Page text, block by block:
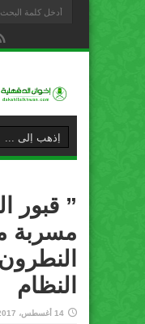
” قبور
مسربة
النظام
14 أغسطس، 2017